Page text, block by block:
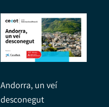
Andorra, un veí
desconegut